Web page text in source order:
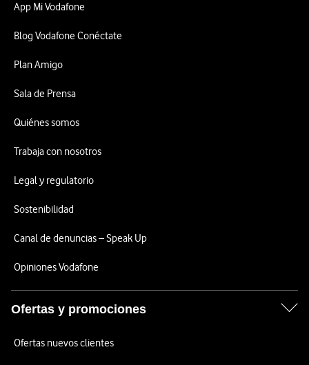
App Mi Vodafone
Blog Vodafone Conéctate
Plan Amigo
Sala de Prensa
Quiénes somos
Trabaja con nosotros
Legal y regulatorio
Sostenibilidad
Canal de denuncias – Speak Up
Opiniones Vodafone
Ofertas y promociones
Ofertas nuevos clientes